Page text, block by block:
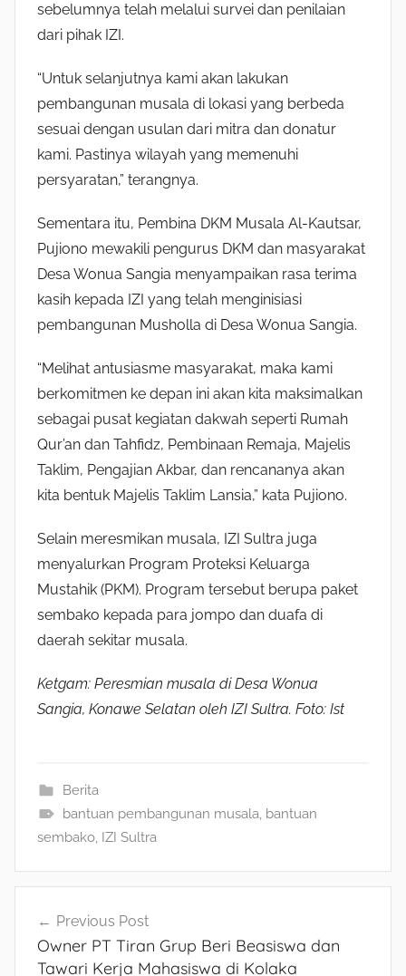
sebelumnya telah melalui survei dan penilaian
dari pihak IZI.
“Untuk selanjutnya kami akan lakukan
pembangunan musala di lokasi yang berbeda
sesuai dengan usulan dari mitra dan donatur
kami. Pastinya wilayah yang memenuhi
persyaratan,” terangnya.
Sementara itu, Pembina DKM Musala Al-Kautsar,
Pujiono mewakili pengurus DKM dan masyarakat
Desa Wonua Sangia menyampaikan rasa terima
kasih kepada IZI yang telah menginisiasi
pembangunan Musholla di Desa Wonua Sangia.
“Melihat antusiasme masyarakat, maka kami
berkomitmen ke depan ini akan kita maksimalkan
sebagai pusat kegiatan dakwah seperti Rumah
Qur’an dan Tahfidz, Pembinaan Remaja, Majelis
Taklim, Pengajian Akbar, dan rencananya akan
kita bentuk Majelis Taklim Lansia,” kata Pujiono.
Selain meresmikan musala, IZI Sultra juga
menyalurkan Program Proteksi Keluarga
Mustahik (PKM). Program tersebut berupa paket
sembako kepada para jompo dan duafa di
daerah sekitar musala.
Ketgam: Peresmian musala di Desa Wonua
Sangia, Konawe Selatan oleh IZI Sultra. Foto: Ist
Berita
bantuan pembangunan musala, bantuan
sembako, IZI Sultra
Navigasi
pos
Previous Post
Owner PT Tiran Grup Beri Beasiswa dan
Tawari Kerja Mahasiswa di Kolaka